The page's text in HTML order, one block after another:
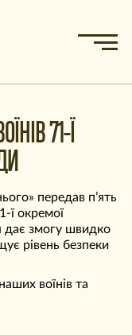
71-Ї
передав п’ять
ї окремої
дає змогу швидко
рівень безпеки
воїнів та